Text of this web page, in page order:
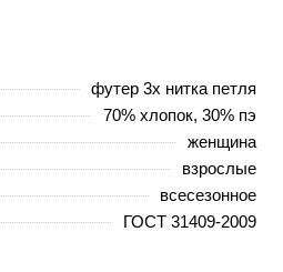
футер 3х нитка петля
70% хлопок, 30% пэ
женщина
взрослые
всесезонное
ГОСТ 31409-2009